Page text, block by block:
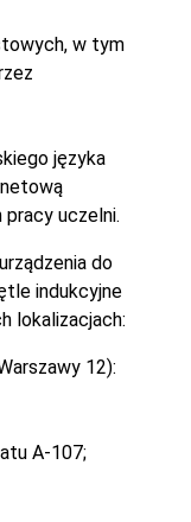
w tym
języka
pracy uczelni.
do
indukcyjne
lokalizacjach:
12):
A-107;